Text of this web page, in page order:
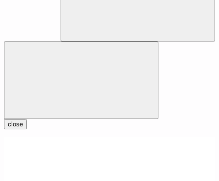
close